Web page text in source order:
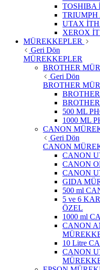
TOSHIBA
TRIUMPH
UTAX
XEROX
MÜREKKEPLER
Geri Dön
MÜREKKEPLER
BROTHER
Geri Dön
BROTHER
500 ML
1000 ML
CANON
Geri Dön
CANON
CANON
CANON
CANON
GIDA
500 ml
5 ve 6
ÖZEL
1000 ml
CANON
10 Litre
CANON